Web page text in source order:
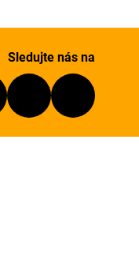
Sledujte nás na